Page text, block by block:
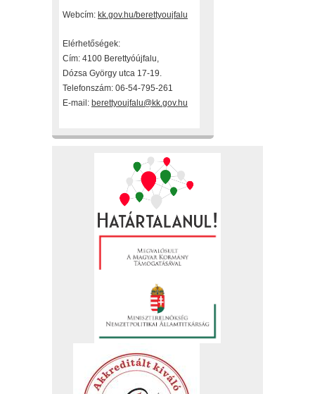
Webcím: kk.gov.hu/berettyoujfalu
Elérhetőségek:
Cím: 4100 Berettyóújfalu,
Dózsa György utca 17-19.
Telefonszám: 06-54-795-261
E-mail: berettyoujfalu@kk.gov.hu